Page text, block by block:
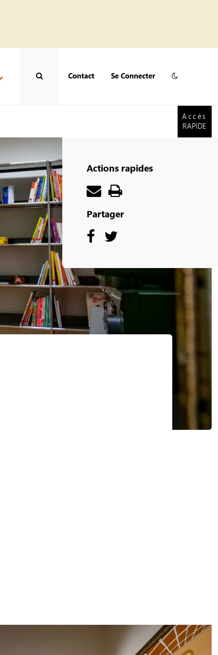
Contact
Se Connecter
Accès
RAPIDE
Actions rapides
Partager